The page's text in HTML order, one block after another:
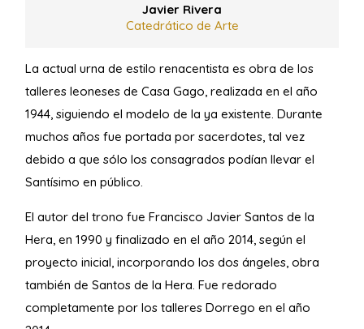
Javier Rivera
Catedrático de Arte
La actual urna de estilo renacentista es obra de los
talleres leoneses de Casa Gago, realizada en el año
1944, siguiendo el modelo de la ya existente. Durante
muchos años fue portada por sacerdotes, tal vez
debido a que sólo los consagrados podían llevar el
Santísimo en público.
El autor del trono fue Francisco Javier Santos de la
Hera, en 1990 y finalizado en el año 2014, según el
proyecto inicial, incorporando los dos ángeles, obra
también de Santos de la Hera. Fue redorado
completamente por los talleres Dorrego en el año